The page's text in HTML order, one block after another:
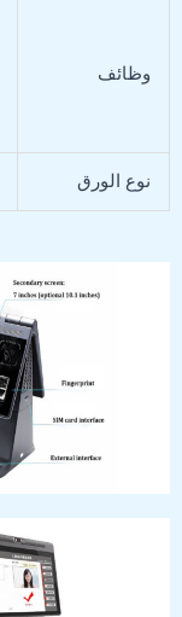
وظائف
نوع الورق